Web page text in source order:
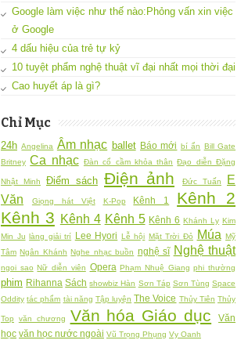
Google làm việc như thế nào:Phỏng vấn xin việc
ở Google
4 dấu hiệu của trẻ tự kỷ
10 tuyệt phẩm nghệ thuật vĩ đại nhất mọi thời đại
Cao huyết áp là gì?
Chỉ Mục
24h Angelina Âm nhạc ballet Báo mới bí ẩn Bill Gate
Britney Ca nhạc Đàn cổ cầm khỏa thân Đạo diễn Đặng
Nhật Minh Điểm sách Điện ảnh Đức Tuấn
E
Văn
Giọng hát Việt K-Pop Kênh 1
Kênh 2
Kênh 3 Kênh 4 Kênh 5 Kênh 6 Khánh Ly Kim
Min Ju làng giải trí Lee Hyori Lễ hội Mặt Trời Đỏ Múa Mỹ
Tâm Ngân Khánh Nghe nhạc buồn nghệ sĩ Nghệ thuật
ngoi sao Nữ diễn viên Opera Phạm Nhuệ Giang phi thường
phim Rihanna Sách showbiz Hàn Sơn Táp Sơn Tùng Space
Oddity tác phẩm tài năng Tập luyện The Voice Thủy Tiên Thủy
Top văn chương Văn hóa Giáo dục
Văn
học văn học nước ngoài Vũ Trọng Phụng Vy Oanh